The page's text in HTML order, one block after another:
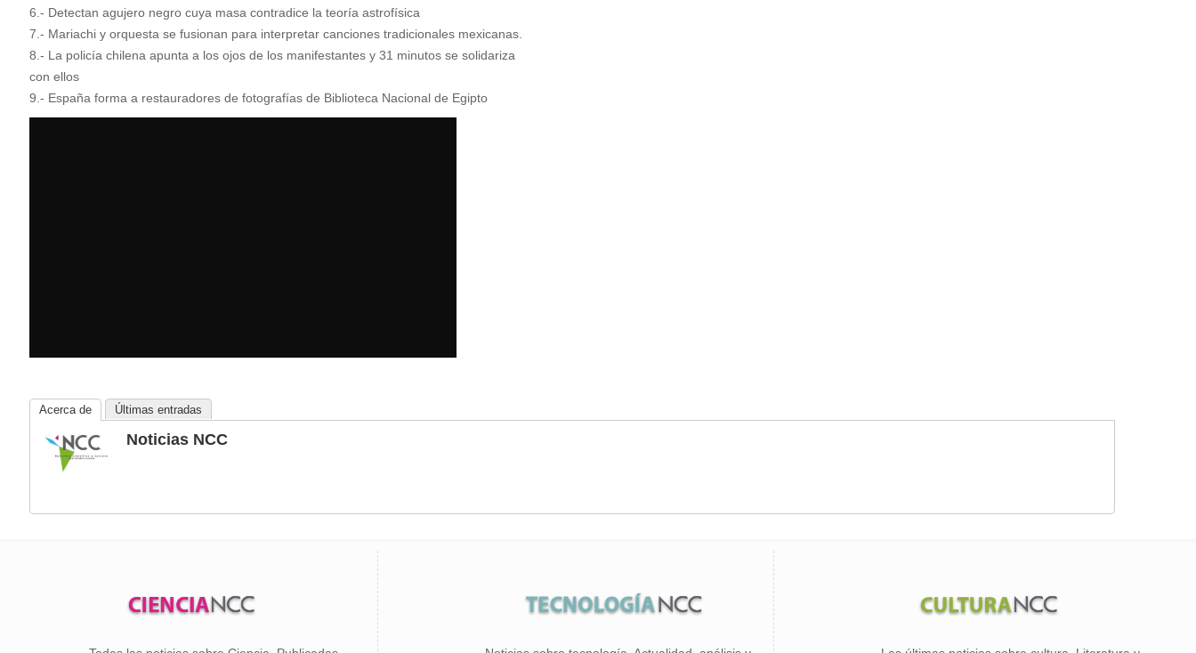
6.- Detectan agujero negro cuya masa contradice la teoría astrofísica
7.- Mariachi y orquesta se fusionan para interpretar canciones tradicionales mexicanas.
8.- La policía chilena apunta a los ojos de los manifestantes y 31 minutos se solidariza
con ellos
9.- España forma a restauradores de fotografías de Biblioteca Nacional de Egipto
Acerca de Últimas entradas
Noticias NCC